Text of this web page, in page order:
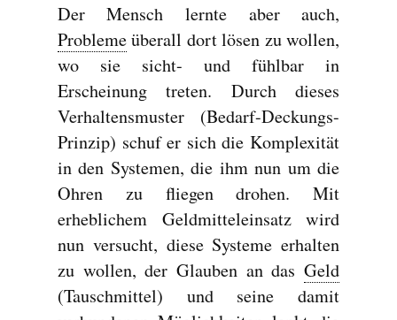
Der Mensch lernte aber auch,
Problemeüberall dort lösen zu wollen,
wo sie sicht- und fühlbar in
Erscheinung treten. Durch dieses
Verhaltensmuster (Bedarf-Deckungs-
Prinzip) schuf er sich die Komplexität
in den Systemen, die ihm nun um die
Ohren zu fliegen drohen. Mit
erheblichem Geldmitteleinsatz wird
nun versucht, diese Systeme erhalten
zu wollen, der Glauben an dasGeld
(Tauschmittel) und seine damit